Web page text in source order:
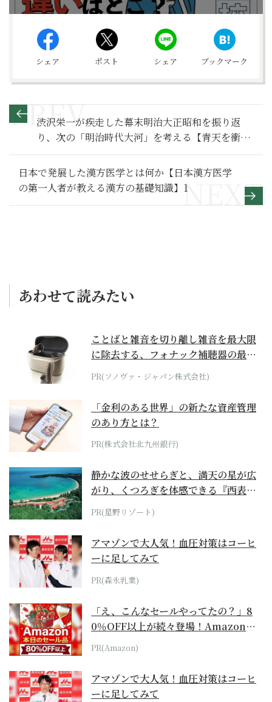
シェア ポスト シェア ブックマーク
渋沢栄一が疾走した幕末明治大正昭和を振り返
り、次の「明治時代大河」を考える【青天を衝け
満喫リポート】
日本で発展した漢方医学とは何か【日本漢方医学
の第一人者が教える漢方の基礎知識】1
あわせて読みたい
ことばと雑音を切り離し雑音を最大限
に除去する、フォナック補聴器の最上
位モデル
PR(ソノヴァ・ジャパン株式会社)
「金利のある世界」の新たな資産管理
のあり方とは？
PR(株式会社北九州銀行)
静かな波のせせらぎと、満天の星が広
がり、くつろぎを体感できる『西表島
ホテル by...
PR(星野リゾート)
アマゾンで大人気！血圧対策はコーヒ
ーに足してみて
PR(森永乳業)
「え、こんなセールやってたの？」8
0％OFF以上が続々登場！Amazonの
本気が...
PR(Amazon)
アマゾンで大人気！血圧対策はコーヒ
ーに足してみて